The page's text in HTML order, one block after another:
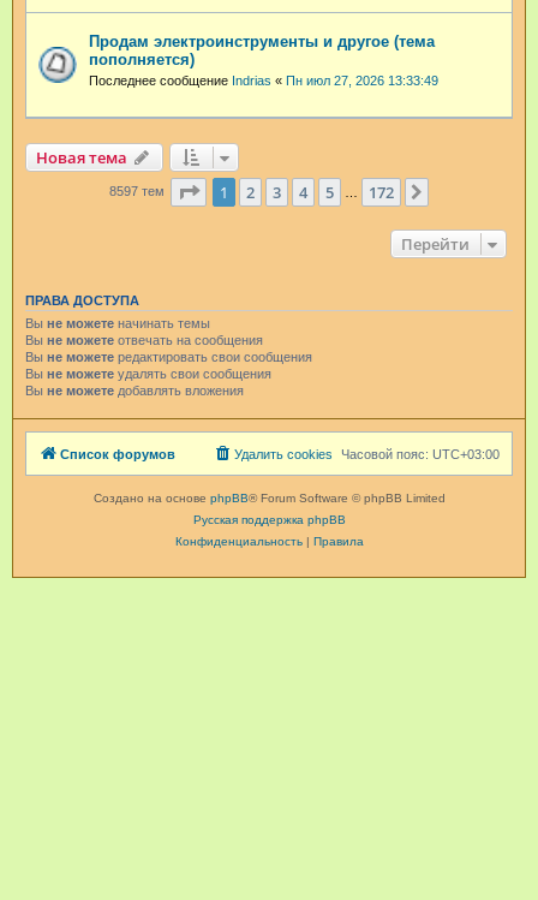
Продам электроинструменты и другое (тема
пополняется)
Последнее сообщение Indrias « Пн июл 27, 2026 13:33:49
Новая тема
8597 тем Страница из 172
1 2 3 4 5 … 172
Перейти
ПРАВА ДОСТУПА
Вы не можете начинать темы
Вы не можете отвечать на сообщения
Вы не можете редактировать свои сообщения
Вы не можете удалять свои сообщения
Вы не можете добавлять вложения
Список форумов Часовой пояс: UTC+03:00
Удалить cookies
Создано на основе phpBB® Forum Software © phpBB Limited
Русская поддержка phpBB
Конфиденциальность| Правила